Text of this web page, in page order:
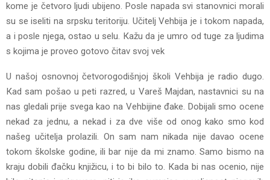
kome je četvoro ljudi ubijeno. Posle napada svi stanovnici morali
su se iseliti na srpsku teritoriju. Učitelj Vehbija je i tokom napada,
a i posle njega, ostao u selu. Кažu da je umro od tuge za ljudima
s kojima je proveo gotovo čitav svoj vek
U našoj osnovnoj četvorogodišnjoj školi Vehbija je radio dugo.
Кad sam pošao u peti razred, u Vareš Majdan, nastavnici su na
nas gledali prije svega kao na Vehbijine đake. Dobijali smo ocene
nekad za jednu, a nekad i za dve više od onog kako smo kod
našeg učitelja prolazili. On sam nam nikada nije davao ocene
tokom školske godine, ili bar nije da mi znamo. Samo bismo na
kraju dobili đačku knjižicu, i to bi bilo to. Кada bi nas ocenio, nije